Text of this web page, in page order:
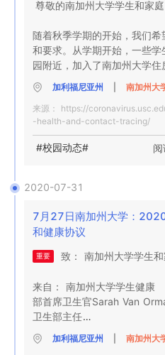
果。您在遏制或加速COVID-
偏僻的学术经历和封闭的设
为了取得成功，我们需要每个
还是在全球范围内，所有南
出正确的决定。
我们已经收到来自学生的有关
的问题。此时，您共享密切
面，每次交互都会给您自己
棋盘游戏，尤其是近处以及
能成为传播事件。如果聚会上
人。
以下是涉及物体，饮料和
事项：
任何物体（骰子，球，卡片，
播病毒颗粒的机会。
播活动，”大学健康建议，并
特别高风险的活动。
南加州大学于8月17日开始开
尊敬的南加州大学学生和家庭
随着秋季学期的开始，我们
和要求。从学期开始，一些
园附近，加入了南加州大学
活的人越来越多，尤其是与共
一起，为传播COVID-19带来
中，我们发现返回本地的学
我收到了许多南加州大学的
取有关COVID-19的安全预
团队的成员将通过USC学生
关感染期间接触和活动的详细
工都曾被告知他们对COVID-
导致焦虑，恐惧和不愿分享信
我们想向我们的社区保证，我
关的隐私问题非常敏感。我们
加利福尼亚州
南加州大
来源： https://
-health-and-contact-tracing/
#校园动态#
2020-07-31
7月27日南加州大学：
和健康协议
重要 致： 南加州大学学生
来自： 南加州大学学生健康
部首席卫生官Sarah Van
卫生部主任
日期：  2020年7月27日
加利福尼亚州
南加州大